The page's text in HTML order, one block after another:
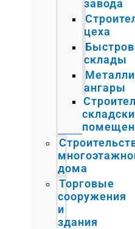
завода
цеха
склады
ангары
дома
Торговые
сооружения
и
здания